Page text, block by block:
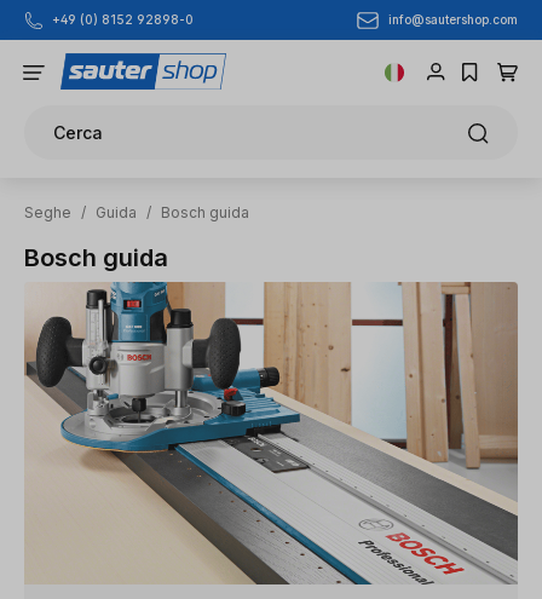
Passa al contenuto principale
+49 (0) 8152 92898-0 info@sautershop.com
Cerca
Seghe / Guida / Bosch guida
Bosch guida